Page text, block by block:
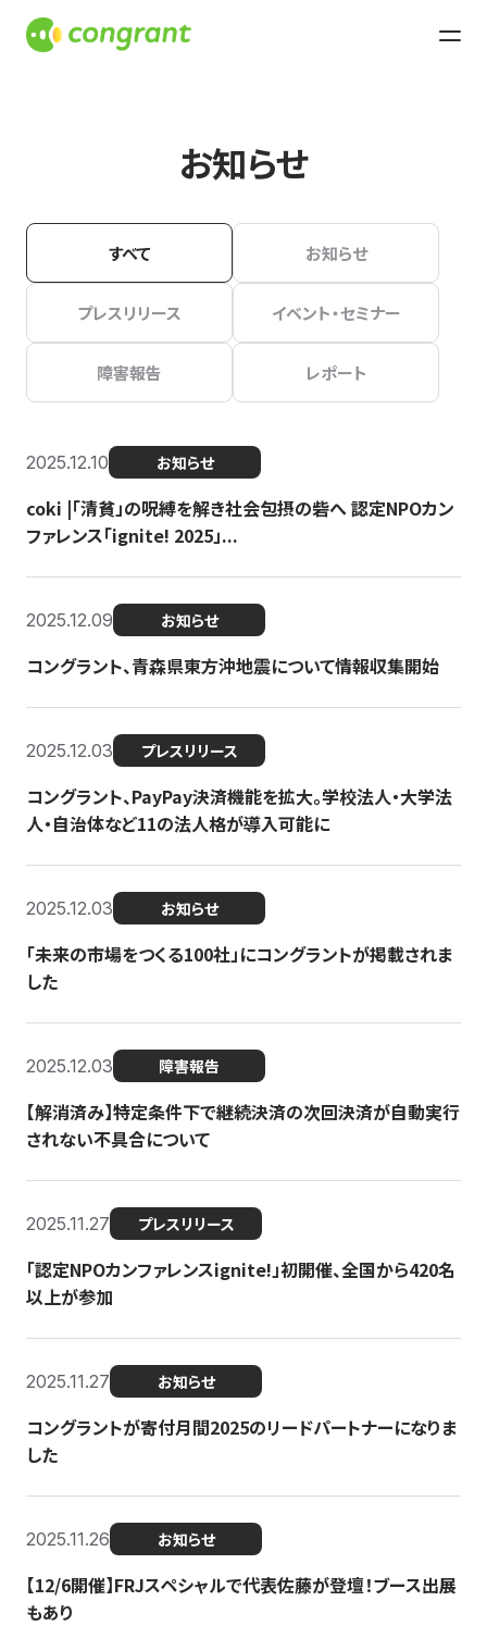
お知らせ
すべて お知らせ
プレスリリース イベント・セミナー
障害報告 レポート
2025.12.10 お知らせ
coki |「清貧」の呪縛を解き社会包摂の砦へ 認定NPOカン
ファレンス「ignite! 2025」...
2025.12.09 お知らせ
コングラント、青森県東方沖地震について情報収集開始
2025.12.03 プレスリリース
コングラント、PayPay決済機能を拡大。学校法人・大学法
人・自治体など11の法人格が導入可能に
2025.12.03 お知らせ
「未来の市場をつくる100社」にコングラントが掲載されま
した
2025.12.03 障害報告
【解消済み】特定条件下で継続決済の次回決済が自動実行
されない不具合について
2025.11.27 プレスリリース
「認定NPOカンファレンスignite!」初開催、全国から420名
以上が参加
2025.11.27 お知らせ
コングラントが寄付月間2025のリードパートナーになりま
した
2025.11.26 お知らせ
【12/6開催】FRJスペシャルで代表佐藤が登壇！ブース出展
もあり